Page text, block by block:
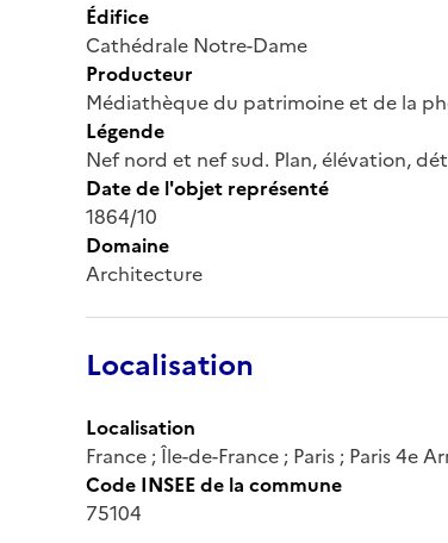
Édifice
Cathédrale Notre-Dame
Producteur
Médiathèque du patrimoine et de la
Légende
Nef nord et nef sud. Plan, élévation,
Date de l'objet représenté
1864/10
Domaine
Architecture
Localisation
Localisation
France ; Île-de-France ; Paris ; Paris 4e
Code INSEE de la commune
75104